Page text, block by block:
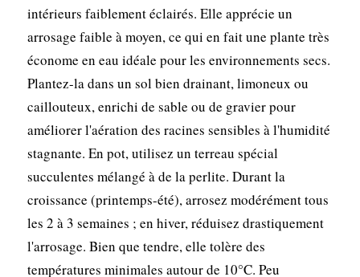
intérieurs faiblement éclairés. Elle apprécie un
arrosage faible à moyen, ce qui en fait une plante très
économe en eau idéale pour les environnements secs.
Plantez-la dans un sol bien drainant, limoneux ou
caillouteux, enrichi de sable ou de gravier pour
améliorer l'aération des racines sensibles à l'humidité
stagnante. En pot, utilisez un terreau spécial
succulentes mélangé à de la perlite. Durant la
croissance (printemps-été), arrosez modérément tous
les 2 à 3 semaines ; en hiver, réduisez drastiquement
l'arrosage. Bien que tendre, elle tolère des
températures minimales autour de 10°C. Peu